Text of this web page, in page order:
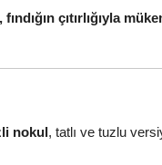
çıtırlığıyla
nokul, tatlı ve tuzlu